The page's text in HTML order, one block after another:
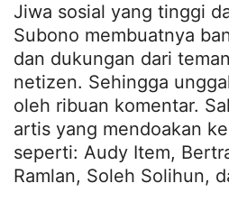
Jiwa sosial yang tinggi
Subono membuatnya
dan dukungan dari
netizen. Sehingga
oleh ribuan komentar.
artis yang mendoakan
seperti: Audy Item,
Ramlan, Soleh Solihun,